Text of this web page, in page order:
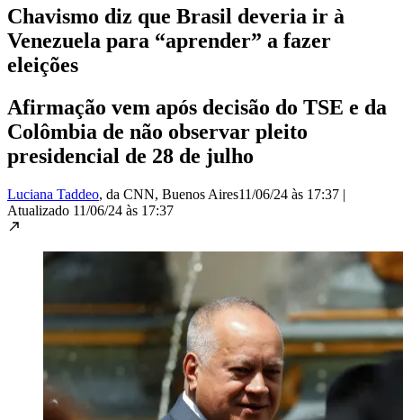
Chavismo diz que Brasil deveria ir à
Venezuela para “aprender” a fazer
eleições
Afirmação vem após decisão do TSE e da
Colômbia de não observar pleito
presidencial de 28 de julho
Luciana Taddeo, da CNN, Buenos Aires11/06/24 às 17:37 |
Atualizado 11/06/24 às 17:37